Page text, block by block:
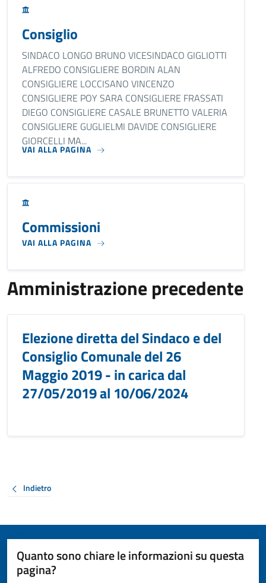
Consiglio
SINDACO LONGO BRUNO VICESINDACO GIGLIOTTI
ALFREDO CONSIGLIERE BORDIN ALAN
CONSIGLIERE LOCCISANO VINCENZO
CONSIGLIERE POY SARA CONSIGLIERE FRASSATI
DIEGO CONSIGLIERE CASALE BRUNETTO VALERIA
CONSIGLIERE GUGLIELMI DAVIDE CONSIGLIERE
GIORCELLI MA...
VAI ALLA PAGINA
Commissioni
VAI ALLA PAGINA
Amministrazione precedente
Elezione diretta del Sindaco e del
Consiglio Comunale del 26
Maggio 2019 - in carica dal
27/05/2019 al 10/06/2024
Indietro
Quanto sono chiare le informazioni su questa
pagina?